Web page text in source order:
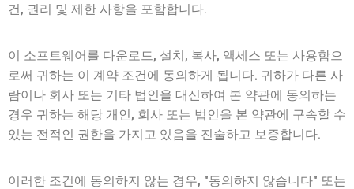
건, 권리 및 제한 사항을 포함합니다.
이 소프트웨어를 다운로드, 설치, 복사, 액세스 또는 사용함으
로써 귀하는 이 계약 조건에 동의하게 됩니다. 귀하가 다른 사
람이나 회사 또는 기타 법인을 대신하여 본 약관에 동의하는
경우 귀하는 해당 개인, 회사 또는 법인을 본 약관에 구속할 수
있는 전적인 권한을 가지고 있음을 진술하고 보증합니다.
이러한 조건에 동의하지 않는 경우, "동의하지 않습니다" 또는